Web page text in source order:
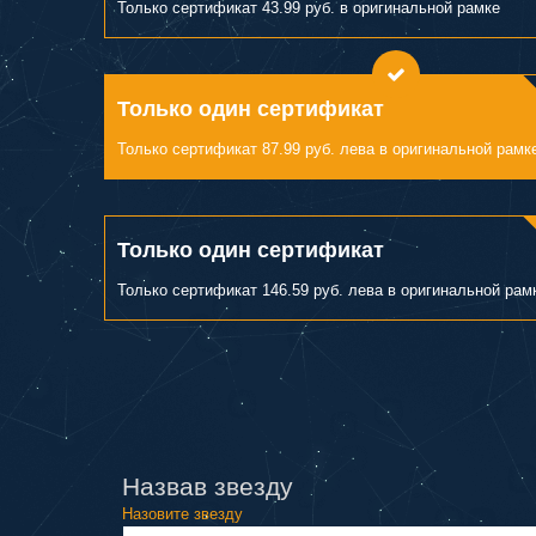
Только сертификат 43.99 руб. в оригинальной рамке
Только один сертификат
Только сертификат 87.99 руб. лева в оригинальной
Только один сертификат
Только сертификат 146.59 руб. лева в оригинальной
Назвав звезду
Назовите звезду